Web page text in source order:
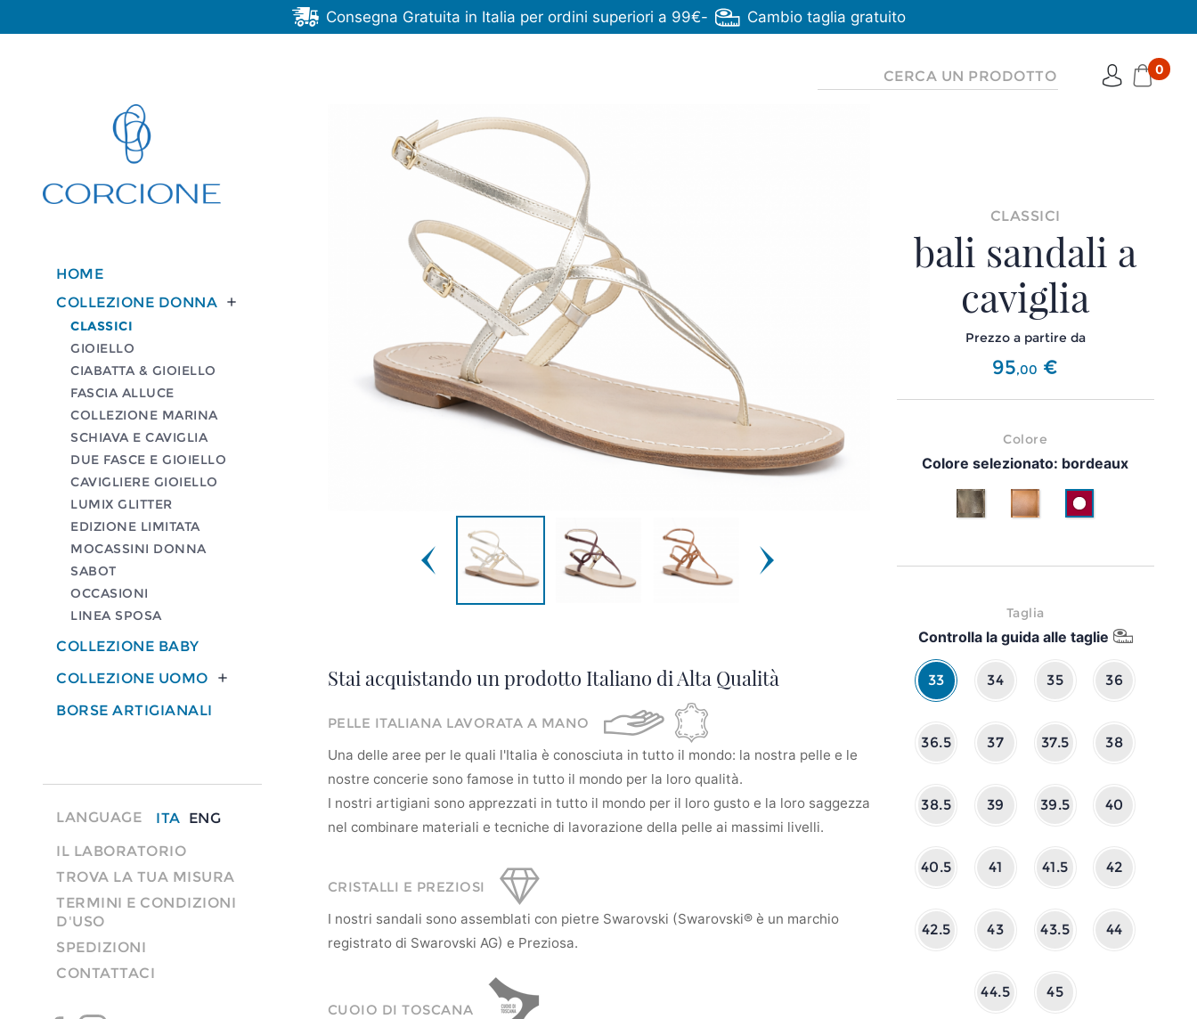
Consegna Gratuita in Italia per ordini superiori a 99€- Cambio taglia gratuito
0
COLLEZIONE DONNA 
CLASSICI
GIOIELLO
CIABATTA & GIOIELLO
FASCIA ALLUCE
COLLEZIONE MARINA
SCHIAVA E CAVIGLIA
DUE FASCE E GIOIELLO
CAVIGLIERE GIOIELLO
LUMIX GLITTER
EDIZIONE LIMITATA
MOCASSINI DONNA
SABOT
OCCASIONI
LINEA SPOSA
COLLEZIONE BABY
COLLEZIONE UOMO

BORSE ARTIGIANALI
LANGUAGE ITA ENG
IL LABORATORIO
TROVA LA TUA MISURA
TERMINI E CONDIZIONI
D'USO
SPEDIZIONI
CONTATTACI
HOME
Stai acquistando un prodotto Italiano di Alta Qualità
PELLE ITALIANA LAVORATA A MANO
Una delle aree per le quali l'Italia è conosciuta in tutto il mondo: la nostra pelle e le
nostre concerie sono famose in tutto il mondo per la loro qualità.
I nostri artigiani sono apprezzati in tutto il mondo per il loro gusto e la loro saggezza
nel combinare materiali e tecniche di lavorazione della pelle ai massimi livelli.
CRISTALLI E PREZIOSI
I nostri sandali sono assemblati con pietre Swarovski (Swarovski® è un marchio
registrato di Swarovski AG) e Preziosa.
CUOIO DI TOSCANA
CLASSICI
bali sandali a
caviglia
Prezzo a partire da
95,00 €
Colore
Colore selezionato: bordeaux
Oro/platino
Cuoio bordeaux
Taglia
Controlla la guida alle taglie
33 34 35 36
36.5 37 37.5 38
38.5 39 39.5 40
40.5 41 41.5 42
42.5 43 43.5 44
44.5 45